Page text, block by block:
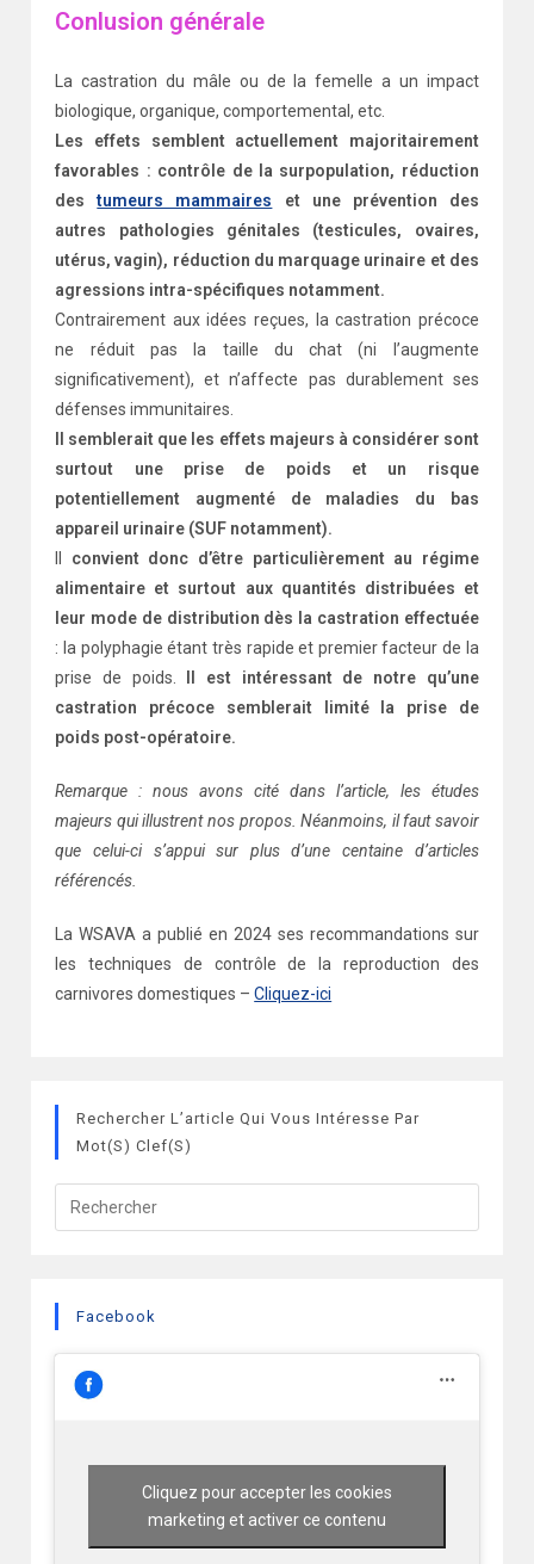
Conlusion générale
La castration du mâle ou de la femelle a un impact
biologique, organique, comportemental, etc.
Les effets semblent actuellement majoritairement
favorables : contrôle de la surpopulation, réduction
destumeurs mammaires et une prévention des
autres pathologies génitales (testicules, ovaires,
utérus, vagin), réduction du marquage urinaire et des
agressions intra-spécifiques notamment.
Contrairement aux idées reçues, la castration précoce
ne réduit pas la taille du chat (ni l’augmente
significativement), et n’affecte pas durablement ses
défenses immunitaires.
Il semblerait que les effets majeurs à considérer sont
surtout une prise de poids et un risque
potentiellement augmenté de maladies du bas
appareil urinaire (SUF notamment).
convient donc d’être particulièrement au régime
alimentaire et surtout aux quantités distribuées et
leur mode de distribution dès la castration effectuée
: la polyphagie étant très rapide et premier facteur de la
prise de poids.
Il est intéressant de notre qu’une
castration précoce semblerait limité la prise de
poids post-opératoire.
Remarque : nous avons cité dans l’article, les études
majeurs qui illustrent nos propos. Néanmoins, il faut savoir
que celui-ci s’appui sur plus d’une centaine d’articles
référencés.
La WSAVA a publié en 2024 ses recommandations sur
les techniques de contrôle de la reproduction des
carnivores domestiques –Cliquez-ici
Rechercher L’article Qui Vous Intéresse Par
Mot(s) Clef(s)
Facebook
Cliquez pour accepter les cookies
marketing et activer ce contenu